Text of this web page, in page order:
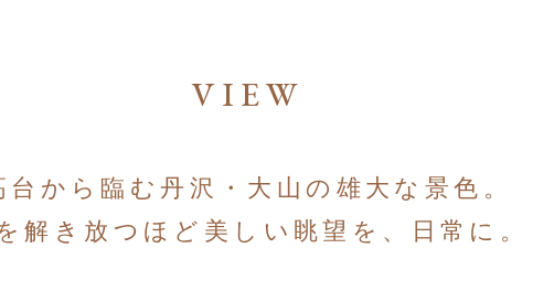
VIEW
台から臨む丹沢・大山の雄大な景色。
解き放つほど美しい眺望を、日常に。